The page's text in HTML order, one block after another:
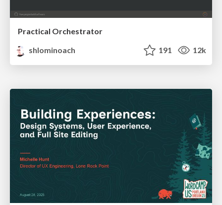
Practical Orchestrator
shlominoach
191 12k